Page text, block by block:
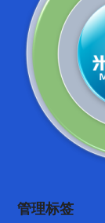
管理标签